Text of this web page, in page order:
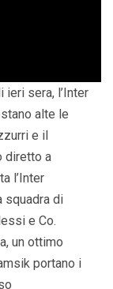
sera, l’Inter
alte le
e il
diretto a
l’Inter
squadra di
e Co.
un ottimo
portano i